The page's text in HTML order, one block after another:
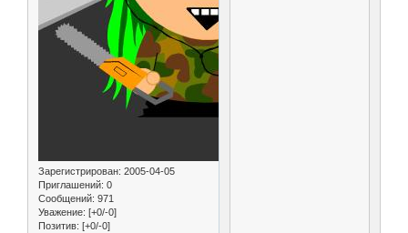
Зарегистрирован: 2005-04-05
Приглашений: 0
Сообщений: 971
Уважение: [+0/-0]
Позитив: [+0/-0]